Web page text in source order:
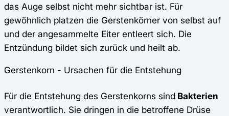
das Auge selbst nicht mehr sichtbar ist. Für
gewöhnlich platzen die Gerstenkörner von selbst auf
und der angesammelte Eiter entleert sich. Die
Entzündung bildet sich zurück und heilt ab.
Gerstenkorn - Ursachen für die Entstehung
Für die Entstehung des Gerstenkorns sind Bakterien
verantwortlich. Sie dringen in die betroffene Drüse